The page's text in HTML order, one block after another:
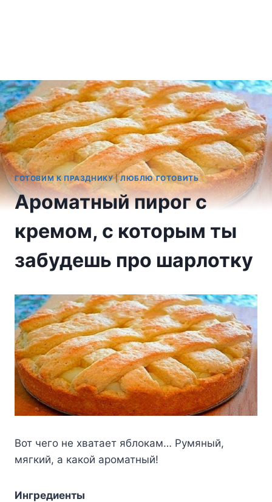
ГОТОВИМ К ПРАЗДНИКУ|ЛЮБЛЮ ГОТОВИТЬ
Ароматный пирог с
кремом, с которым ты
забудешь про шарлотку
Вот чего не хватает яблокам… Румяный,
мягкий, а какой ароматный!
Ингредиенты